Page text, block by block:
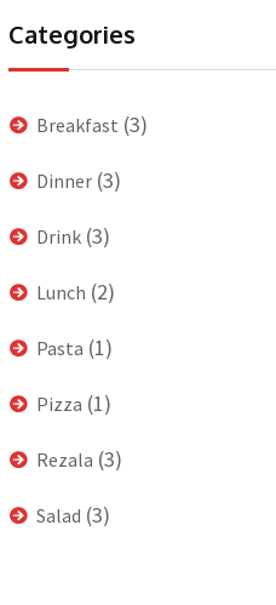
Categories
Breakfast (3)
Dinner (3)
Drink (3)
Lunch (2)
Pasta (1)
Pizza (1)
Rezala (3)
Salad (3)